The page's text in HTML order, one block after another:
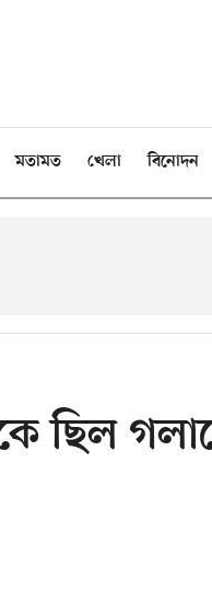
মতামত খেলা বিনোদন
ছিল